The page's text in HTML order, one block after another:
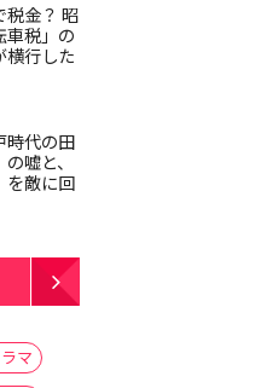
税金？ 昭
車税」の
横行した
時代の田
嘘と、
を敵に回
マ